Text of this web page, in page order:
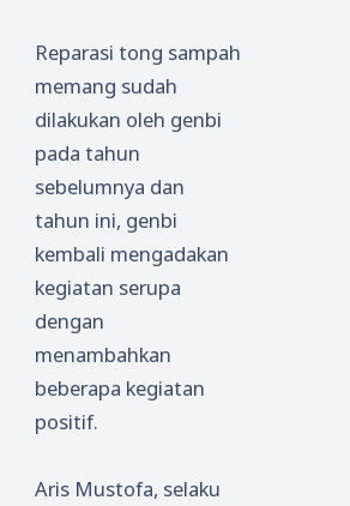
Reparasi tong sampah
memang sudah
dilakukan oleh genbi
pada tahun
sebelumnya dan
tahun ini, genbi
kembali mengadakan
kegiatan serupa
dengan
menambahkan
beberapa kegiatan
positif.
Aris Mustofa, selaku